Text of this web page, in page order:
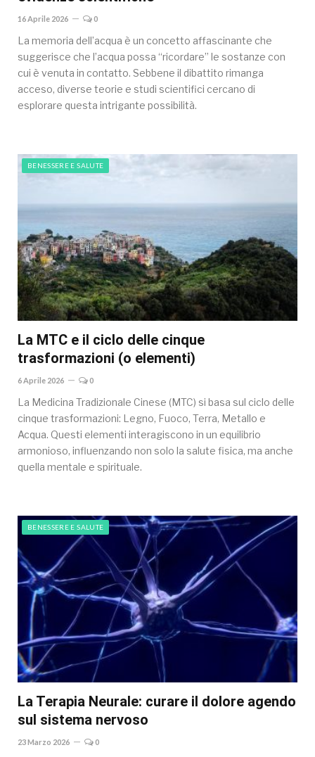
16 Aprile 2026 0
La memoria dell’acqua è un concetto affascinante che
suggerisce che l’acqua possa “ricordare” le sostanze con
cui è venuta in contatto. Sebbene il dibattito rimanga
acceso, diverse teorie e studi scientifici cercano di
esplorare questa intrigante possibilità.
BENESSERE E SALUTE
La MTC e il ciclo delle cinque
trasformazioni (o elementi)
6 Aprile 2026 0
La Medicina Tradizionale Cinese (MTC) si basa sul ciclo delle
cinque trasformazioni: Legno, Fuoco, Terra, Metallo e
Acqua. Questi elementi interagiscono in un equilibrio
armonioso, influenzando non solo la salute fisica, ma anche
quella mentale e spirituale.
BENESSERE E SALUTE
La Terapia Neurale: curare il dolore agendo
sul sistema nervoso
23 Marzo 2026 0